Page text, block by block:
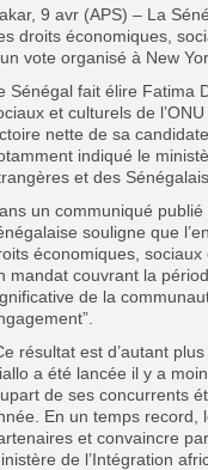
9 avr (APS) – La
droits économiques,
vote organisé à New
Sénégal fait élire Fatima
et culturels de
nette de sa
indiqué le
et des Sénégalais
un communiqué
souligne que
économiques,
mandat couvrant la
de la
résultat est d’autant
a été lancée il y a
de ses concurrents
En un temps record,
et convaincre
de l’Intégration